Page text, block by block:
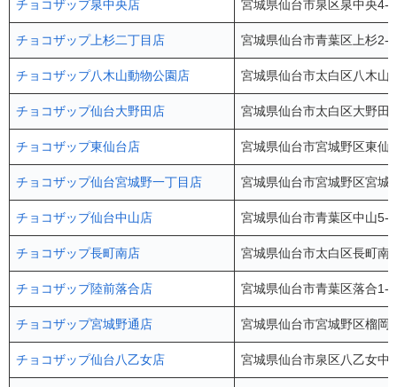
チョコザップ泉中央店 宮城県仙台市泉区泉中央
チョコザップ上杉二丁目店 宮城県仙台市青葉区上杉
チョコザップ八木山動物公園店 宮城県仙台市太白区八木
チョコザップ仙台大野田店 宮城県仙台市太白区大野
チョコザップ東仙台店 宮城県仙台市宮城野区東
チョコザップ仙台宮城野一丁目店 宮城県仙台市宮城野区宮
チョコザップ仙台中山店 宮城県仙台市青葉区中山
チョコザップ長町南店 宮城県仙台市太白区長町
チョコザップ陸前落合店 宮城県仙台市青葉区落合
チョコザップ宮城野通店 宮城県仙台市宮城野区榴
チョコザップ仙台八乙女店 宮城県仙台市泉区八乙女